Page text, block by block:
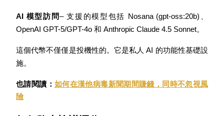
交易策略
AI 模型訪問– 支援的模型包括 Nosana (gpt-oss:20b)、
OpenAI GPT-5/GPT-4o 和 Anthropic Claude 4.5 Sonnet。
這個代幣不僅僅是投機性的。它是私人 AI 的功能性基礎設
施。
也請閱讀： 如何在漢他病毒新聞期間賺錢，同時不忽視風
險